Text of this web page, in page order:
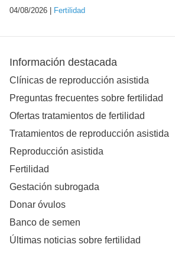
04/08/2026 | Fertilidad
Información destacada
Clínicas de reproducción asistida
Preguntas frecuentes sobre fertilidad
Ofertas tratamientos de fertilidad
Tratamientos de reproducción asistida
Reproducción asistida
Fertilidad
Gestación subrogada
Donar óvulos
Banco de semen
Últimas noticias sobre fertilidad